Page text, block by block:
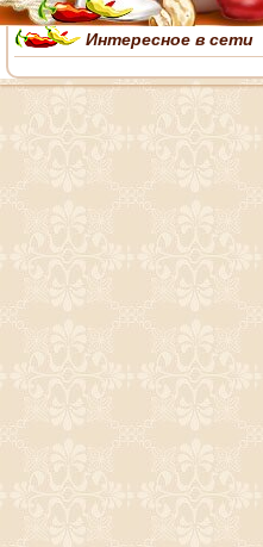
Интересное в сети